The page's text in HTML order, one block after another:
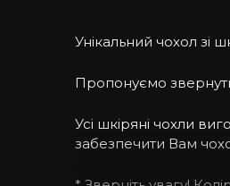
Унікальний чохол зі
Пропонуємо
Усі шкіряні чохли
забезпечити Вам